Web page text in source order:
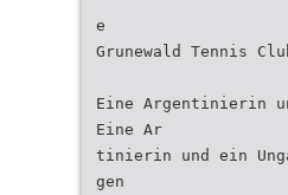
e
Grunewald Tennis
Eine Argentinierin
Eine Ar
tinierin und ein
gen